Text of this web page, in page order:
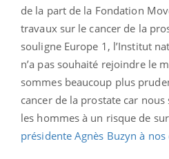
de la part de la Fondation
travaux sur le cancer de la
souligne Europe 1, l’Institut
n’a pas souhaité rejoindre le
sommes beaucoup plus
cancer de la prostate car nous
les hommes à un risque de
présidente Agnès Buzyn à